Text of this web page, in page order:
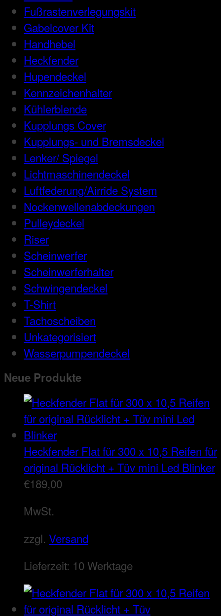
Fußrastenverlegungskit
Gabelcover Kit
Handhebel
Heckfender
Hupendeckel
Kennzeichenhalter
Kühlerblende
Kupplungs Cover
Kupplungs- und Bremsdeckel
Lenker/ Spiegel
Lichtmaschinendeckel
Luftfederung/Airride System
Nockenwellenabdeckungen
Pulleydeckel
Riser
Scheinwerfer
Scheinwerferhalter
Schwingendeckel
T-Shirt
Tachoscheiben
Unkategorisiert
Wasserpumpendeckel
Neue Produkte
Heckfender Flat für 300 x 10,5 Reifen für
original Rücklicht + Tüv mini Led Blinker
€189,00
MwSt.
zzgl. Versand
Lieferzeit: 10 Werktage